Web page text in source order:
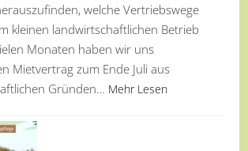
welche Vertriebswege
kleinen landwirtschaftlichen Betrieb
Monaten haben wir uns
Mietvertrag zum Ende Juli aus
Gründen… Mehr Lesen